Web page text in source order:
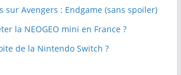
sur Avengers : Endgame (sans spoiler)
la NEOGEO mini en France ?
de la Nintendo Switch ?